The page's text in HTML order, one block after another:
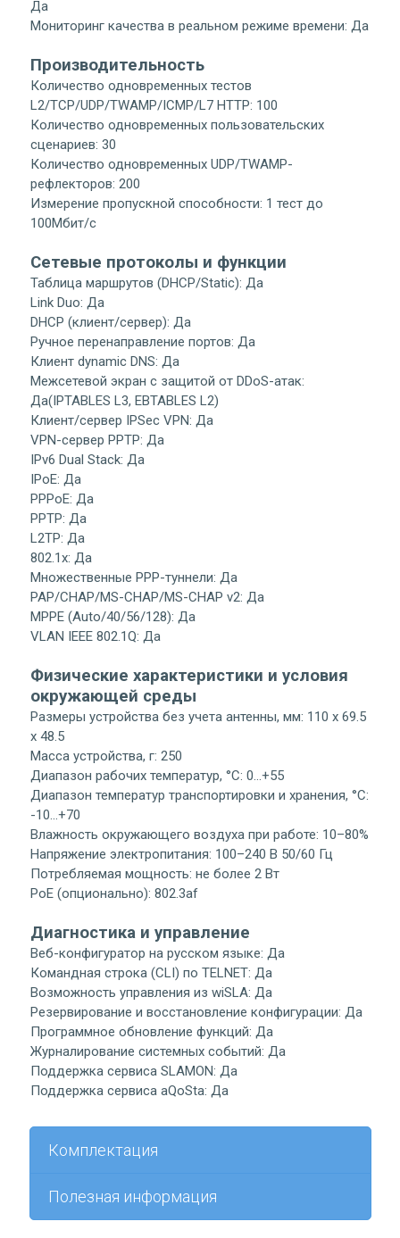
Да
Мониторинг качества в реальном режиме времени: Да
Производительность
Количество одновременных тестов
L2/TCP/UDP/TWAMP/ICMP/L7 HTTP: 100
Количество одновременных пользовательских
сценариев: 30
Количество одновременных UDP/TWAMP-
рефлекторов: 200
Измерение пропускной способности: 1 тест до
100Мбит/с
Сетевые протоколы и функции
Таблица маршрутов (DHCP/Static): Да
Link Duo: Да
DHCP (клиент/сервер): Да
Ручное перенаправление портов: Да
Клиент dynamic DNS: Да
Межсетевой экран с защитой от DDoS-атак:
Да(IPTABLES L3, EBTABLES L2)
Клиент/сервер IPSec VPN: Да
VPN-сервер PPTP: Да
IPv6 Dual Stack: Да
IPoE: Да
PPPoE: Да
PPTP: Да
L2TP: Да
802.1x: Да
Множественные PPP-туннели: Да
PAP/CHAP/MS-CHAP/MS-CHAP v2: Да
MPPE (Auto/40/56/128): Да
VLAN IEEE 802.1Q: Да
Физические характеристики и условия
окружающей среды
Размеры устройства без учета антенны, мм: 110 x 69.5
x 48.5
Масса устройства, г: 250
Диапазон рабочих температур, °С: 0…+55
Диапазон температур транспортировки и хранения, °С:
-10…+70
Влажность окружающего воздуха при работе: 10–80%
Напряжение электропитания: 100–240 В 50/60 Гц
Потребляемая мощность: не более 2 Вт
PoE (опционально): 802.3af
Диагностика и управление
Веб-конфигуратор на русском языке: Да
Командная строка (CLI) по TELNET: Да
Возможность управления из wiSLA: Да
Резервирование и восстановление конфигурации: Да
Программное обновление функций: Да
Журналирование системных событий: Да
Поддержка сервиса SLAMON: Да
Поддержка сервиса aQoSta: Да
Комплектация
Полезная информация